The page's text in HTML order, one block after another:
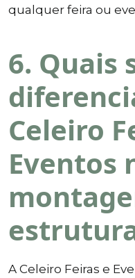
qualquer feira ou
6. Quais
Celeiro
Eventos
A Celeiro Feiras e